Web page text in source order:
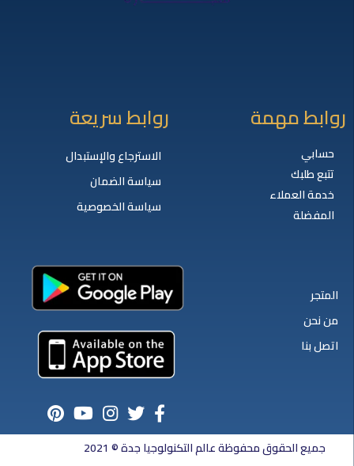
روابط مهمة
حسابي
تتبع طلبك
خدمة العملاء
المفضلة
روابط سريعة
الاسترجاع والإستبدال
سياسة الضمان
سياسة الخصوصية
المتجر
من نحن
اتصل بنا
جميع الحقوق محفوظة عالم التكنولوجيا جدة © 2021